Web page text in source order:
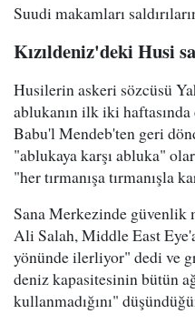
Suudi makamları
Kızıldeniz'deki Husi
Husilerin askeri sözcüsü
ablukanın ilk iki
Babu'l Mendeb'ten geri
"ablukaya karşı abluka"
"her tırmanışa tırmanışla
Sana Merkezinde güvenlik
Ali Salah, Middle East
yönünde ilerliyor" dedi ve
deniz kapasitesinin bütün
kullanmadığını"